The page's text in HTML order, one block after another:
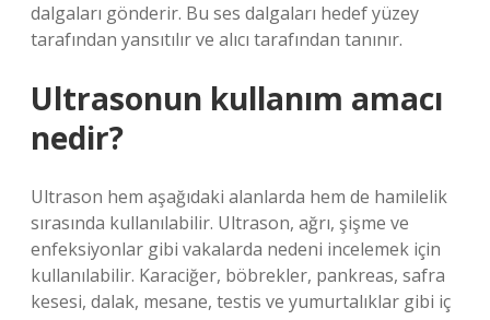
dalgaları gönderir. Bu ses dalgaları hedef yüzey
tarafından yansıtılır ve alıcı tarafından tanınır.
Ultrasonun kullanım amacı
nedir?
Ultrason hem aşağıdaki alanlarda hem de hamilelik
sırasında kullanılabilir. Ultrason, ağrı, şişme ve
enfeksiyonlar gibi vakalarda nedeni incelemek için
kullanılabilir. Karaciğer, böbrekler, pankreas, safra
kesesi, dalak, mesane, testis ve yumurtalıklar gibi iç